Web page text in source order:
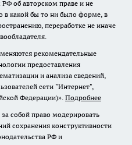
РФ об авторском праве и не
в какой бы то ни было форме, в
переработке не иначе
рекомендательные
предоставления
и анализа сведений,
сети "Интернет",
Федерации)». Подробнее
собой право модерировать
сохранения конструктивности
РФ и